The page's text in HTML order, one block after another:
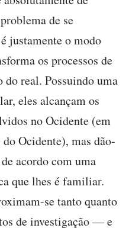
de se
justamente o modo
os processos de
do real. Possuindo uma
eles alcançam os
no Ocidente (em
Ocidente), mas dão-
acordo com uma
que lhes é familiar.
se tanto quanto
de investigação — e